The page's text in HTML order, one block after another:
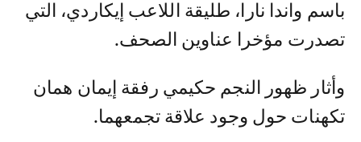
باسم واندا نارا، طليقة اللاعب إيكاردي، التي
تصدرت مؤخرا عناوين الصحف.
وأثار ظهور النجم حكيمي رفقة إيمان همان
تكهنات حول وجود علاقة تجمعهما.